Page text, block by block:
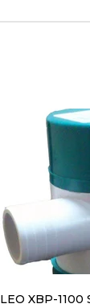
LEO XBP-1100